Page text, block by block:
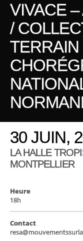
VIVACE
/
30 JUIN,
LA HALLE
MONTPELLIER
Heure
18h
Contact